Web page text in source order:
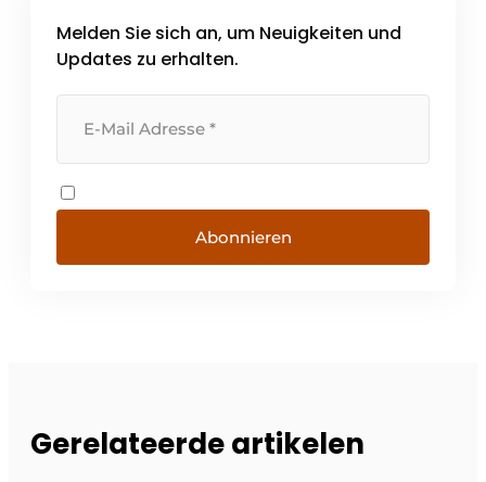
Melden Sie sich an, um Neuigkeiten und
Updates zu erhalten.
Abonnieren
Gerelateerde artikelen